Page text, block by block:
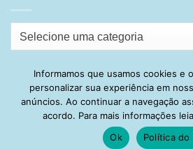
Selecione uma categoria
Visa PayPal
HOME SOBRE POLÍTICA DE
TROCA E DEVOLUÇÃO
GARANTIA
MINHA CONTA
Informamos que usamos cookies e
personalizar sua experiência em
anúncios. Ao continuar a navegação
acordo. Para mais informações
Ok
Política do